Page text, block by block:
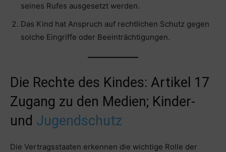
seines Rufes ausgesetzt werden.
Das Kind hat Anspruch auf rechtlichen Schutz gegen
solche Eingriffe oder Beeinträchtigungen.
Die Rechte des Kindes: Artikel 17
Zugang zu den Medien; Kinder-
und Jugendschutz
Die Vertragsstaaten erkennen die wichtige Rolle der